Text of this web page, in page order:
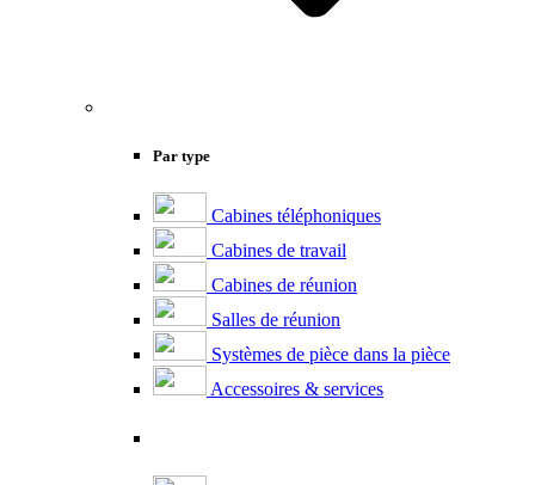
Par type
Cabines téléphoniques
Cabines de travail
Cabines de réunion
Salles de réunion
Systèmes de pièce dans la pièce
Accessoires & services